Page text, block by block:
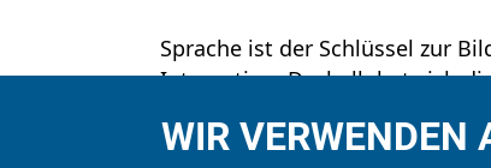
Sprache ist der Schlüssel zur
Integration. Deshalb hat sich
benachteiligten Schichten und
WIR VERWENDEN